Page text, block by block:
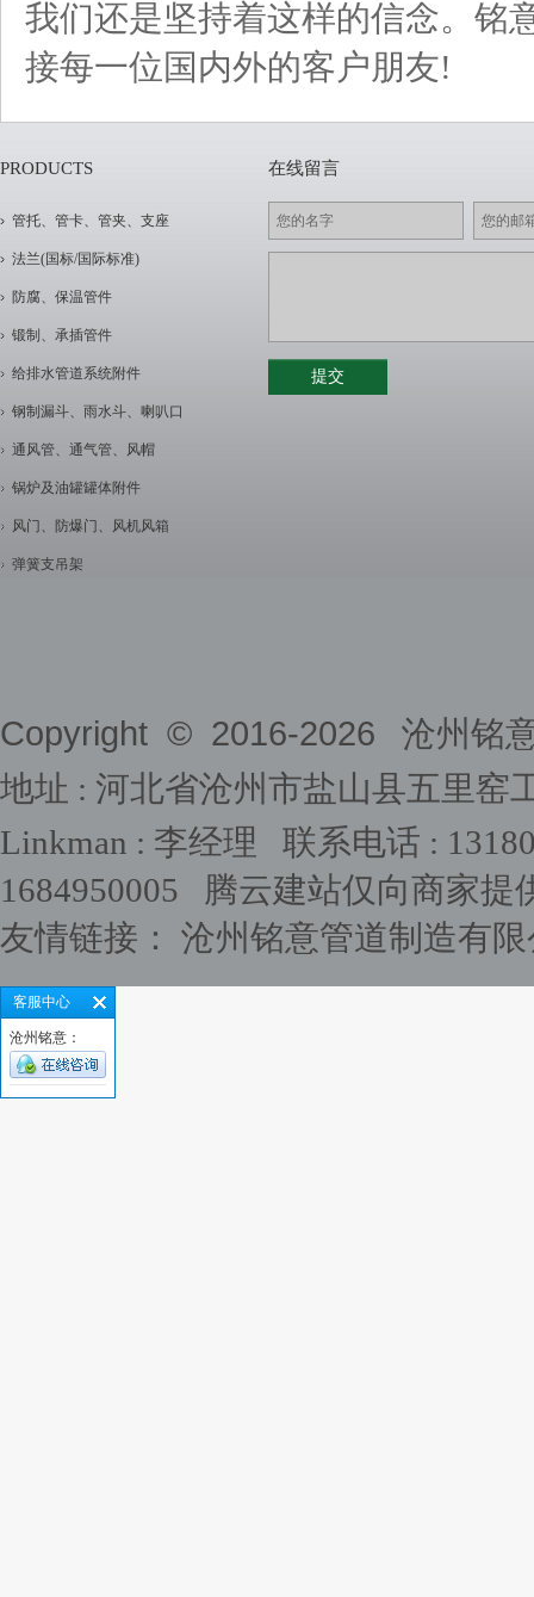
我们还是坚持着这样的信念。铭
接每一位国内外的客户朋友!
PRODUCTS
管托、管卡、管夹、支座
法兰(国标/国际标准)
防腐、保温管件
锻制、承插管件
给排水管道系统附件
钢制漏斗、雨水斗、喇叭口
通风管、通气管、风帽
锅炉及油罐罐体附件
风门、防爆门、风机风箱
弹簧支吊架
在线留言
Copyright © 2016-2026
沧州铭
地址 : 河北省沧州市盐山县五里窑
Linkman : 李经理 联系电话 :
1684950005 腾云建站仅向商家提
友情链接： 沧州铭意管道制造有
客服中心
沧州铭意：